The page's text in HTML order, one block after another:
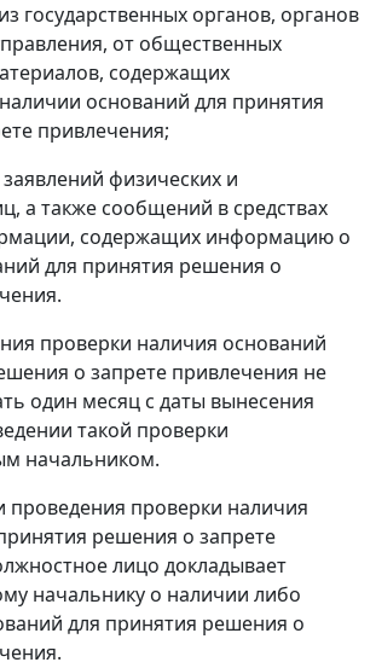
государственных органов, органов
от общественных
содержащих
оснований для принятия
привлечения;
физических и
а также сообщений в средствах
содержащих информацию о
для принятия решения о
проверки наличия оснований
о запрете привлечения не
один месяц с даты вынесения
такой проверки
начальником.
проведения проверки наличия
решения о запрете
лицо докладывает
начальнику о наличии либо
для принятия решения о